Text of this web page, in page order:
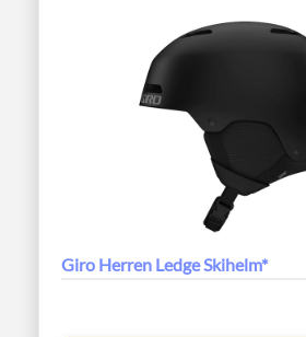
Giro Herren Ledge Skihelm*